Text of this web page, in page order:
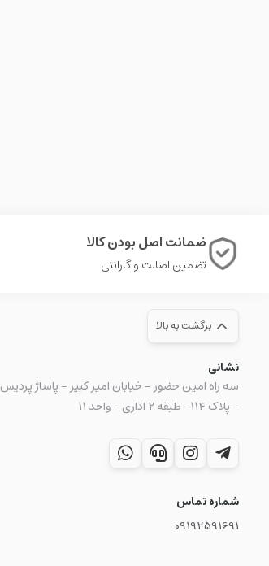
ضمانت اصل بودن کالا
تضمین اصالت و گارانتی
برگشت به بالا
نشانی
سه راه امین حضور - خیابان امیر کبیر - پاساژ پردیس
- پلاک ۱۱۴- طبقه ۲ اداری - واحد ۱۱
شماره تماس
09192591691